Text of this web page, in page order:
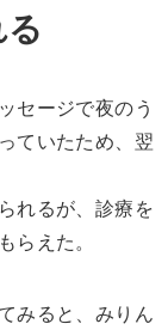
セージで夜のう
ていたため、翌
れるが、診療を
えた。
みると、みりん